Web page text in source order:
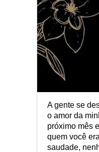
A gente se
o amor da
próximo mês
quem você
saudade,